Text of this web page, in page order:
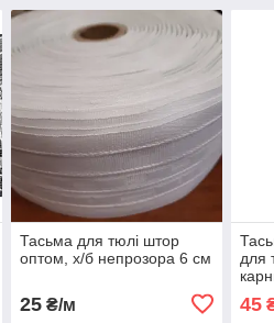
Тасьма для тюлі штор
оптом, х/б непрозора 6 см
25₴/м
для
45